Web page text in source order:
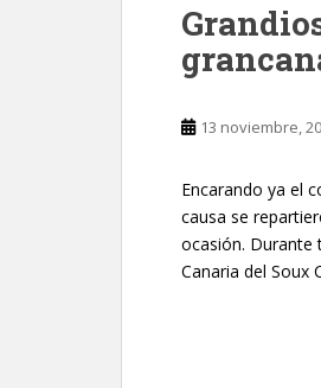
13 noviembre,
Encarando ya el
causa se
ocasión. Durante
Canaria del Soux